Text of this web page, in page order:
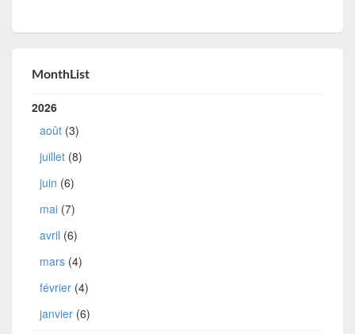
MonthList
2026
août (3)
juillet (8)
juin (6)
mai (7)
avril (6)
mars (4)
février (4)
janvier (6)